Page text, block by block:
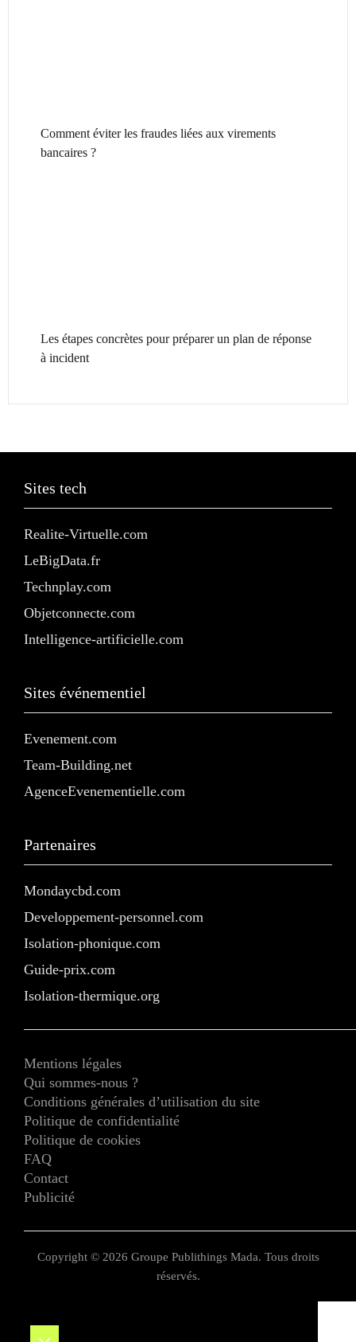
Comment éviter les fraudes liées aux virements
bancaires ?
Les étapes concrètes pour préparer un plan de réponse
à incident
Sites tech
Realite-Virtuelle.com
LeBigData.fr
Technplay.com
Objetconnecte.com
Intelligence-artificielle.com
Sites événementiel
Evenement.com
Team-Building.net
AgenceEvenementielle.com
Partenaires
Mondaycbd.com
Developpement-personnel.com
Isolation-phonique.com
Guide-prix.com
Isolation-thermique.org
Mentions légales
Qui sommes-nous ?
Conditions générales d’utilisation du site
Politique de confidentialité
Politique de cookies
FAQ
Contact
Publicité
Copyright © 2026 Groupe Publithings Mada. Tous droits
réservés.